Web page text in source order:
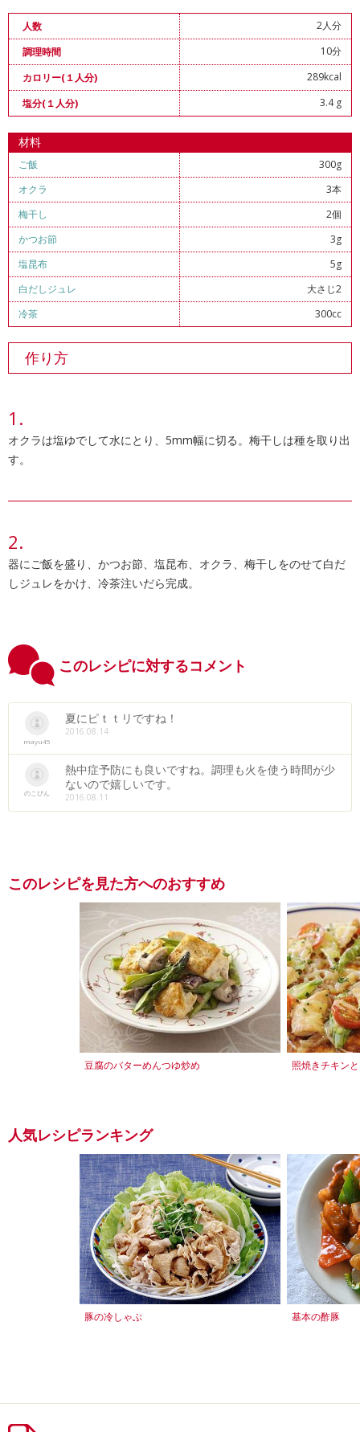
人数
2人分
調理時間
10分
カロリー(１人分)
289kcal
塩分(１人分)
3.4 g
材料
ご飯
300g
オクラ
3本
梅干し
2個
かつお節
3g
塩昆布
5g
白だしジュレ
大さじ2
冷茶
300cc
作り方
オクラは塩ゆでして水にとり、5mm幅に切る。梅干しは種を取り出
す。
器にご飯を盛り、かつお節、塩昆布、オクラ、梅干しをのせて白だ
しジュレをかけ、冷茶注いだら完成。
このレシピに対するコメント
mayu45
夏にピｔｔリですね！
2016.08.14
のこぴん
熱中症予防にも良いですね。調理も火を使う時間が少
ないので嬉しいです。
2016.08.11
このレシピを見た方へのおすすめ
豆腐のバターめんつゆ炒め 照焼きチキン
人気レシピランキング
豚の冷しゃぶ 基本の酢豚